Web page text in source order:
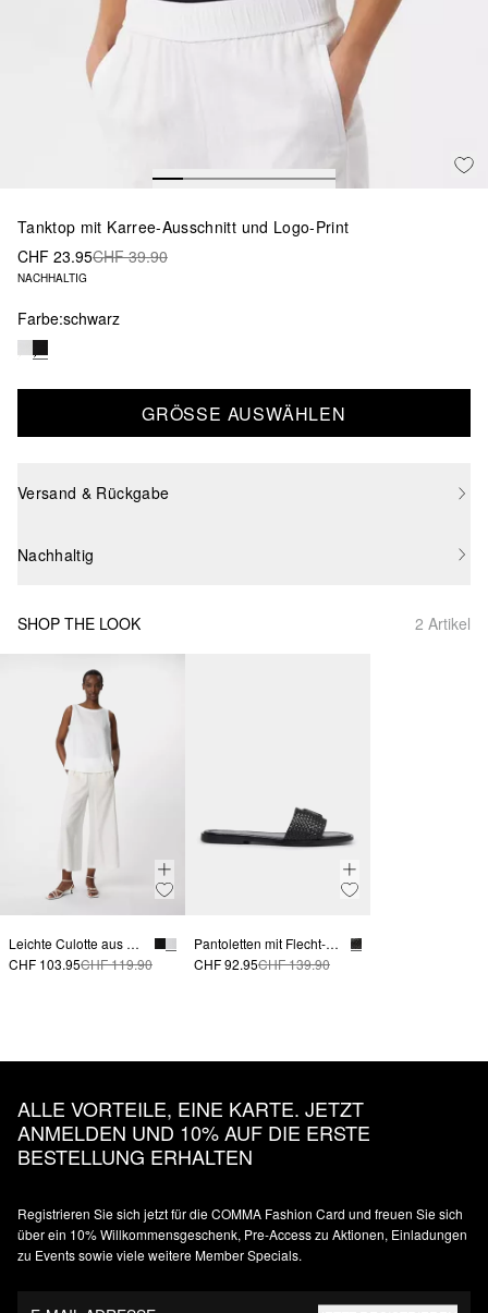
Tanktop mit Karree-Ausschnitt und Logo-Print
CHF 23.95CHF 39.90
NACHHALTIG
Farbe:schwarz
GRÖSSE AUSWÄHLEN
Versand & Rückgabe
Nachhaltig
SHOP THE LOOK 2 Artikel
Leichte Culotte aus Leinenmix mit Schlitzen
CHF 103.95CHF 119.90
Pantoletten mit Flecht-Details
CHF 92.95CHF 139.90
ALLE VORTEILE, EINE KARTE. JETZT
ANMELDEN UND 10% AUF DIE ERSTE
BESTELLUNG ERHALTEN
Registrieren Sie sich jetzt für die COMMA Fashion Card und freuen Sie sich
über ein 10% Willkommensgeschenk, Pre-Access zu Aktionen, Einladungen
zu Events sowie viele weitere Member Specials.